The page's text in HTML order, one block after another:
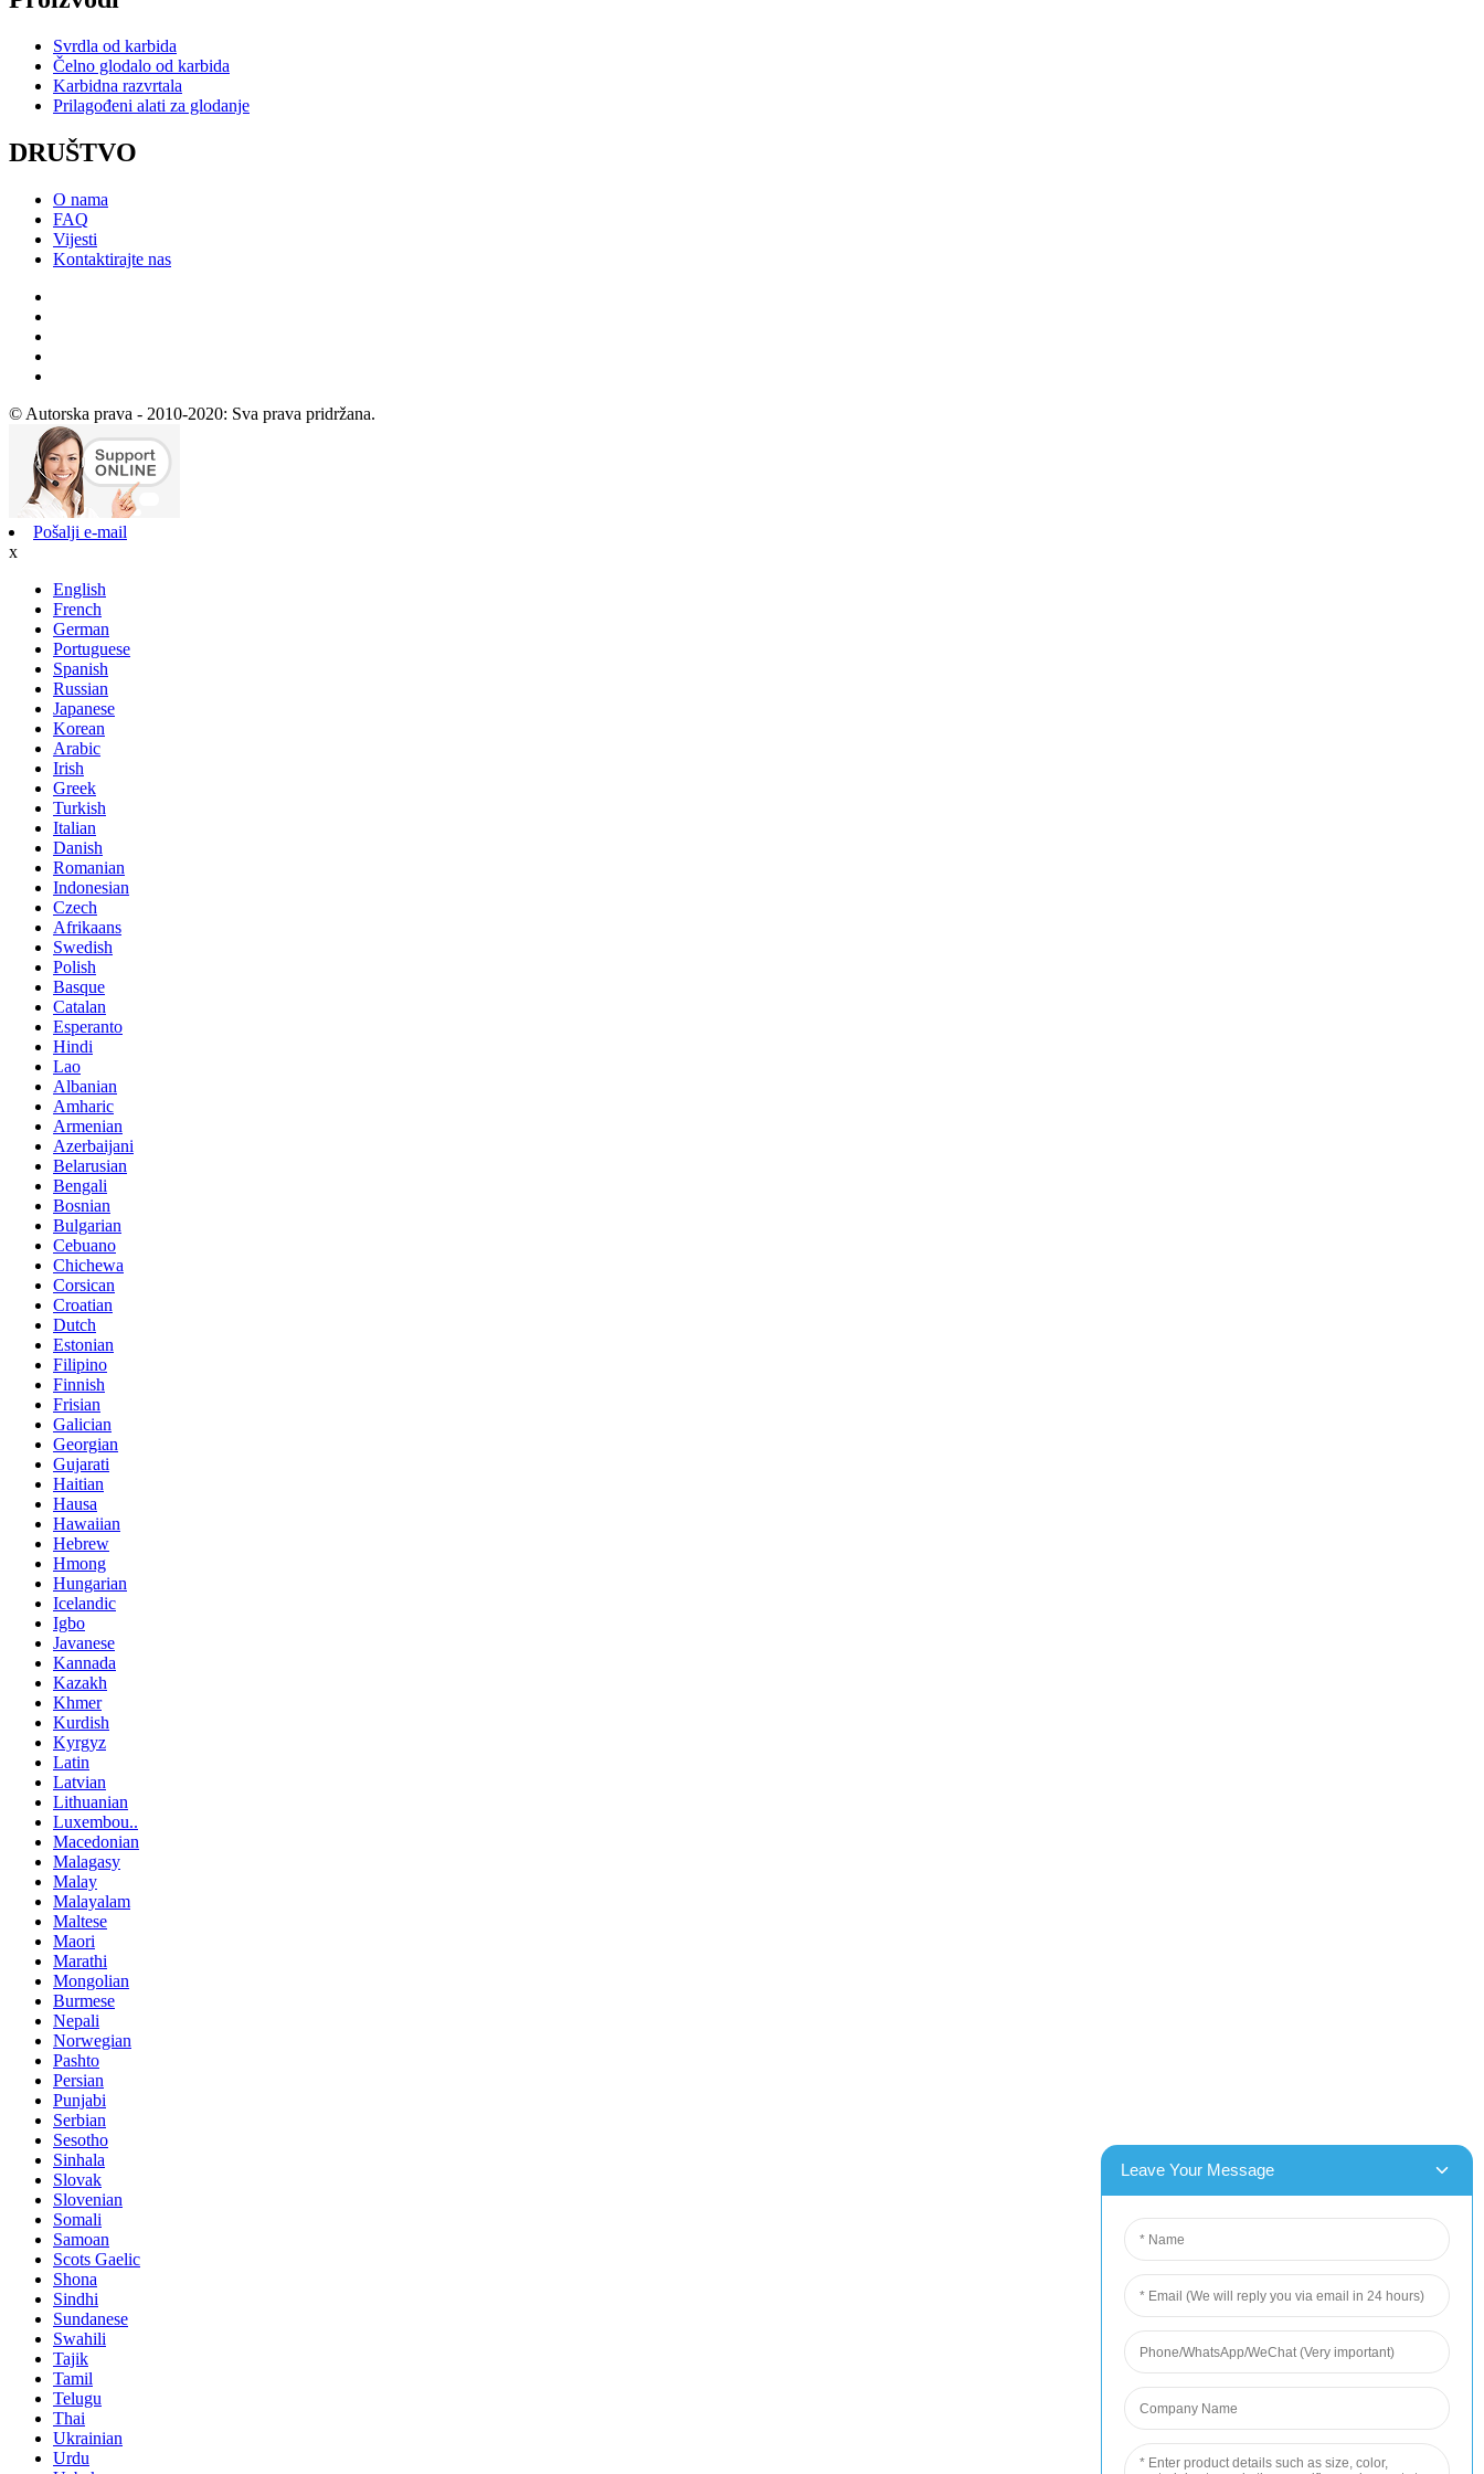
Svrdla od karbida
Čelno glodalo od karbida
Karbidna razvrtala
Prilagođeni alati za glodanje
DRUŠTVO
O nama
FAQ
Vijesti
Kontaktirajte nas
© Autorska prava - 2010-2020: Sva prava pridržana.
Pošalji e-mail
x
English
French
German
Portuguese
Spanish
Russian
Japanese
Korean
Arabic
Irish
Greek
Turkish
Italian
Danish
Romanian
Indonesian
Czech
Afrikaans
Swedish
Polish
Basque
Catalan
Esperanto
Hindi
Lao
Albanian
Amharic
Armenian
Azerbaijani
Belarusian
Bengali
Bosnian
Bulgarian
Cebuano
Chichewa
Corsican
Croatian
Dutch
Estonian
Filipino
Finnish
Frisian
Galician
Georgian
Gujarati
Haitian
Hausa
Hawaiian
Hebrew
Hmong
Hungarian
Icelandic
Igbo
Javanese
Kannada
Kazakh
Khmer
Kurdish
Kyrgyz
Latin
Latvian
Lithuanian
Luxembou..
Macedonian
Malagasy
Malay
Malayalam
Maltese
Maori
Marathi
Mongolian
Burmese
Nepali
Norwegian
Pashto
Persian
Punjabi
Serbian
Sesotho
Sinhala
Slovak
Slovenian
Somali
Samoan
Scots Gaelic
Shona
Sindhi
Sundanese
Swahili
Tajik
Tamil
Telugu
Thai
Ukrainian
Urdu